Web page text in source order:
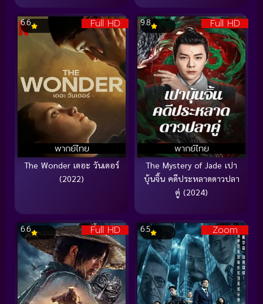
Full HD
พากย์ไทย
6.6
The Wonder เดอะ วันเดอร์
(2022)
Full HD
พากย์ไทย
9.8
The Mystery of Jade เปา
บุ้นจิ้น คดีประหลาดดาวปลา
คู่ (2024)
Full HD
6.6 Zoom
6.5